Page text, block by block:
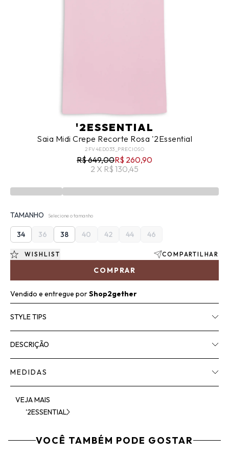
'2ESSENTIAL
Saia Midi Crepe Recorte Rosa '2Essential
2FV4ED033_PRECIOSO
R$ 649,00R$ 260,90
2 X R$ 130,45
TAMANHO Selecione o tamanho
34 36 38 40 42 44 46
COMPRAR
WISHLIST COMPARTILHAR
Vendido e entregue porShop2gether
STYLE TIPS
DESCRIÇÃO
MEDIDAS
VEJA MAIS
'2ESSENTIAL
VOCÊ TAMBÉM PODE GOSTAR